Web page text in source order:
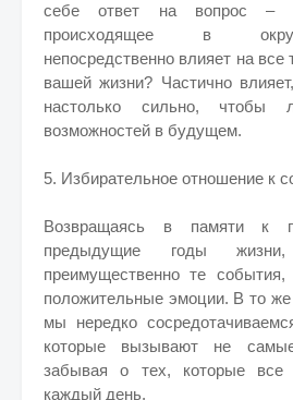
себе ответ на вопрос –
происходящее в
непосредственно влияет на все
вашей жизни? Частично
настолько сильно, чтобы
возможностей в будущем.
5. Избирательное отношение к
Возвращаясь в памяти к
предыдущие годы
преимущественно те
положительные эмоции. В то
мы нередко
которые вызывают не
забывая о тех, которые все
каждый день.